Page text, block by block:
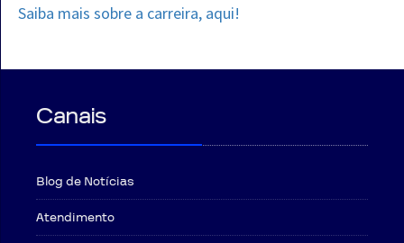
Saiba mais sobre a carreira, aqui!
Canais
Blog de Notícias
Atendimento